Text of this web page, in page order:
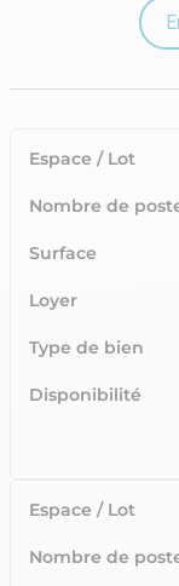
Espace / Lot
Nombre de
Surface
Loyer
Type de bien
Disponibilité
Espace / Lot
Nombre de